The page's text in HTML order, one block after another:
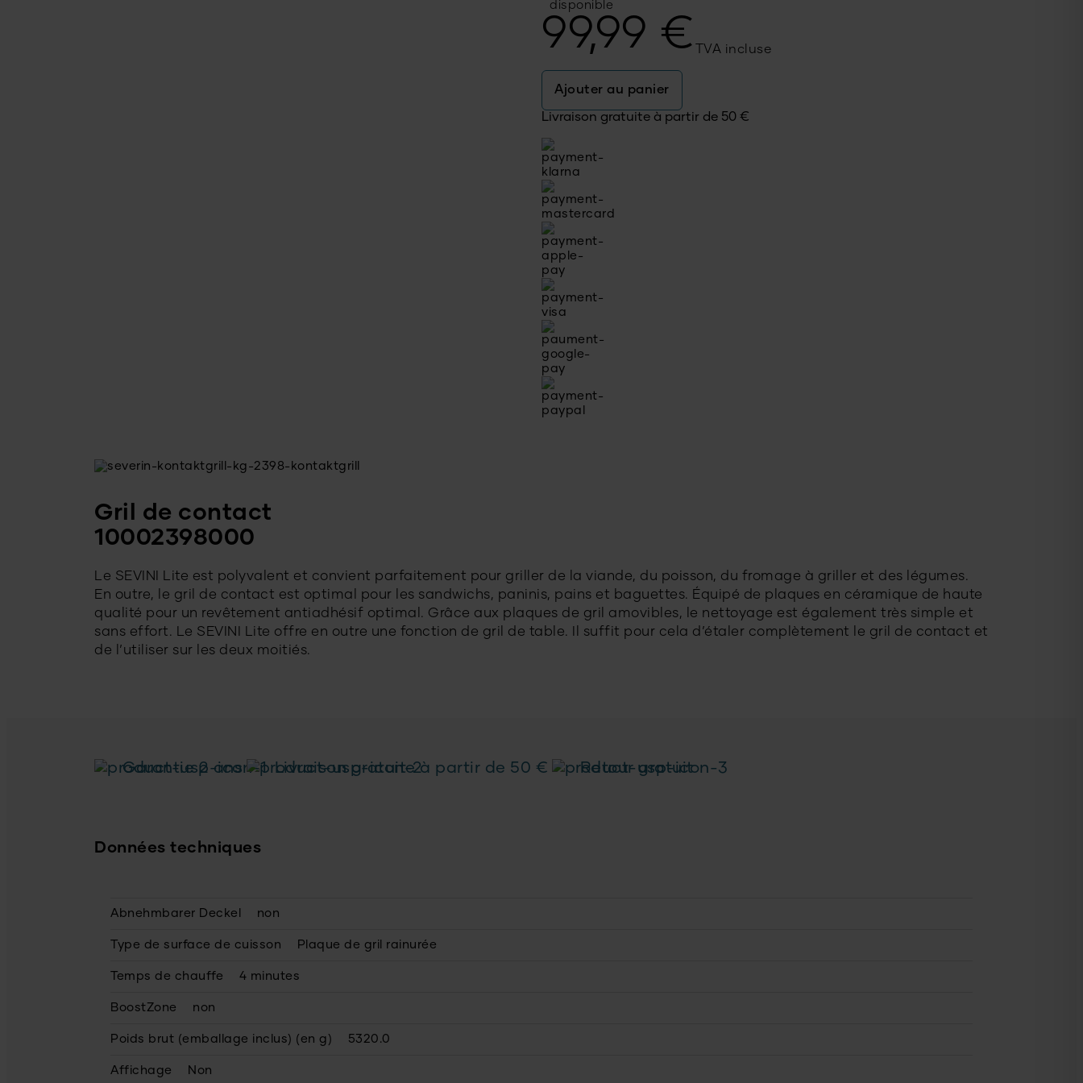
disponible
99,99 € TVA incluse
Ajouter au panier
Livraison gratuite à partir de 50 €
Gril de contact
10002398000
Le SEVINI Lite est polyvalent et convient parfaitement pour griller de la viande, du poisson, du fromage à griller et des légumes.
En outre, le gril de contact est optimal pour les sandwichs, paninis, pains et baguettes. Équipé de plaques en céramique de haute
qualité pour un revêtement antiadhésif optimal. Grâce aux plaques de gril amovibles, le nettoyage est également très simple et
sans effort. Le SEVINI Lite offre en outre une fonction de gril de table. Il suffit pour cela d’étaler complètement le gril de contact et
de l’utiliser sur les deux moitiés.
Garantie 2 ans Livraison gratuite à partir de 50 € Retour gratuit
Données techniques
Abnehmbarer Deckel non
Type de surface de cuisson Plaque de gril rainurée
Temps de chauffe 4 minutes
BoostZone non
Poids brut (emballage inclus) (en g) 5320.0
Affichage Non